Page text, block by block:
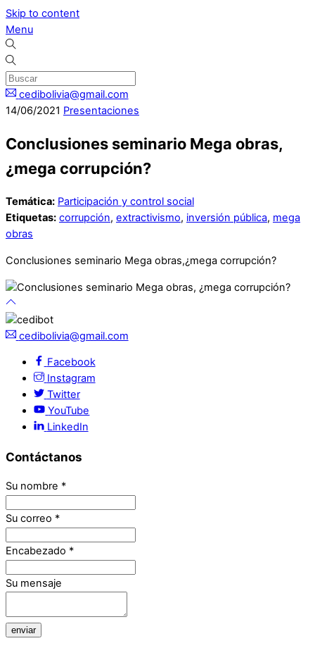
Skip to content
Menu
cedibolivia@gmail.com
14/06/2021 Presentaciones
Conclusiones seminario Mega obras,
¿mega corrupción?
Temática: Participación y control social
Etiquetas: corrupción, extractivismo, inversión pública, mega
obras
Conclusiones seminario Mega obras,¿mega corrupción?
cedibolivia@gmail.com
Facebook
Instagram
Twitter
YouTube
LinkedIn
Contáctanos
Su nombre *
Su correo *
Encabezado *
Su mensaje
enviar